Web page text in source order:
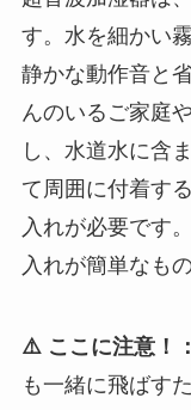
す。水を細かい
静かな動作音と
んのいるご家庭
し、水道水に含
て周囲に付着す
入れが必要です
入れが簡単なも
⚠️ ここに注意！：
も一緒に飛ばす